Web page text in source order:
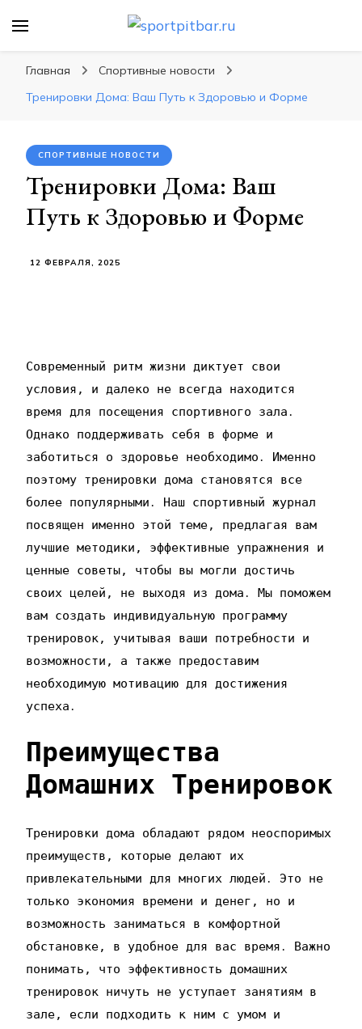
спортивных упражнения, правильные
диеты, программы тренировок
Главная
Спортивные новости
Тренировки Дома: Ваш Путь к Здоровью и Форме
СПОРТИВНЫЕ НОВОСТИ
Тренировки Дома: Ваш
Путь к Здоровью и Форме
12 ФЕВРАЛЯ, 2025
Современный ритм жизни диктует свои
условия‚ и далеко не всегда находится
время для посещения спортивного зала․
Однако поддерживать себя в форме и
заботиться о здоровье необходимо․ Именно
поэтому тренировки дома становятся все
более популярными․ Наш спортивный журнал
посвящен именно этой теме‚ предлагая вам
лучшие методики‚ эффективные упражнения и
ценные советы‚ чтобы вы могли достичь
своих целей‚ не выходя из дома․ Мы поможем
вам создать индивидуальную программу
тренировок‚ учитывая ваши потребности и
возможности‚ а также предоставим
необходимую мотивацию для достижения
успеха․
Преимущества
Домашних Тренировок
Тренировки дома обладают рядом неоспоримых
преимуществ‚ которые делают их
привлекательными для многих людей․ Это не
только экономия времени и денег‚ но и
возможность заниматься в комфортной
обстановке‚ в удобное для вас время․ Важно
понимать‚ что эффективность домашних
тренировок ничуть не уступает занятиям в
зале‚ если подходить к ним с умом и